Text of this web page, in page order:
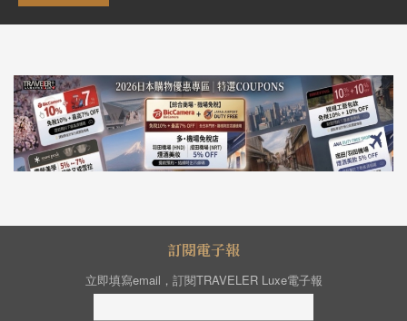
訂閱電子報
立即填寫email，訂閱TRAVELER Luxe電子報